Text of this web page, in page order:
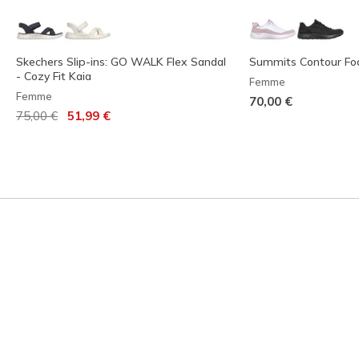
Skechers Slip-ins: GO WALK Flex Sandal
- Cozy Fit Kaia
Femme
Prix réduit de
75,00 € 51,99 €
Summits Contour
Femme
70,00 €